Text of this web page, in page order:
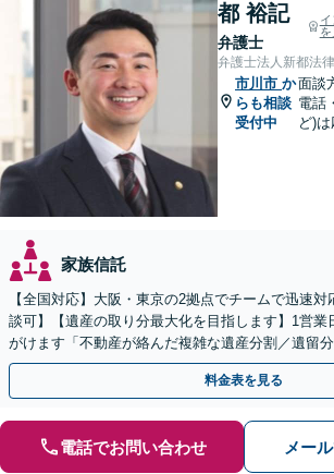
都 裕記
弁護士
を
弁護士法人新都法
市川市 か
らも相談
受付中
面談
電話
ど)
家族信託
【全国対応】大阪・東京の2拠点でチームで迅速
談可】【遺産の取り分最大化を目指します】1営業
がけます「不動産が絡んだ複雑な遺産分割／遺留
執行／事業承継など、お任せください」【休日相
料金表を見る
電話でお問い合わせ メー